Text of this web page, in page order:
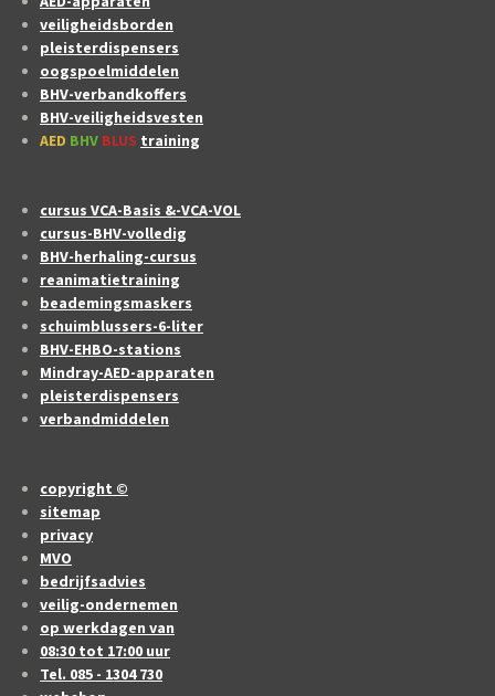
veiligheidsborden
pleisterdispensers
oogspoelmiddelen
BHV-verbandkoffers
BHV-veiligheidsvesten
AED BHV BLUS training
cursus VCA-Basis &-VCA-VOL
cursus-BHV-volledig
BHV-herhaling-cursus
reanimatietraining
beademingsmaskers
schuimblussers-6-liter
BHV-EHBO-stations
Mindray-AED-apparaten
pleisterdispensers
verbandmiddelen
copyright ©
sitemap
privacy
MVO
bedrijfsadvies
veilig-ondernemen
op werkdagen van
08:30 tot 17:00 uur
Tel. 085 - 1304 730